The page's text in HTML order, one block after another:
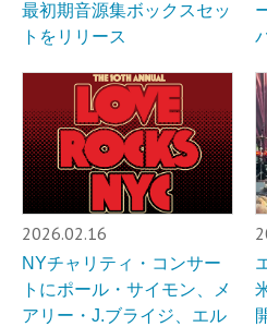
最初期音源集ボックスセッ
トをリリース
2026.02.16
NYチャリティ・コンサー
トにポール・サイモン、メ
アリー・J.ブライジ、エル